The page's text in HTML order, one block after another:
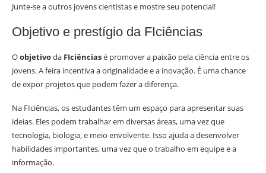
Junte-se a outros jovens cientistas e mostre seu potencial!
Objetivo e prestígio da FIciências
Oobjetivoda FIciênciasé promover a paixão pela ciência entre os
jovens. A feira incentiva a originalidade e a inovação. É uma chance
de expor projetos que podem fazer a diferença.
Na FIciências, os estudantes têm um espaço para apresentar suas
ideias. Eles podem trabalhar em diversas áreas, uma vez que
tecnologia, biologia, e meio envolvente. Isso ajuda a desenvolver
habilidades importantes, uma vez que o trabalho em equipe e a
informação.